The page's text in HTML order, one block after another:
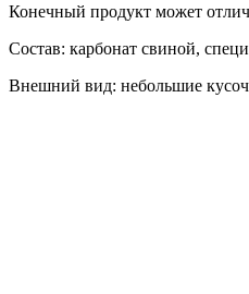
Конечный продукт может
Состав: карбонат свиной,
Внешний вид: небольшие